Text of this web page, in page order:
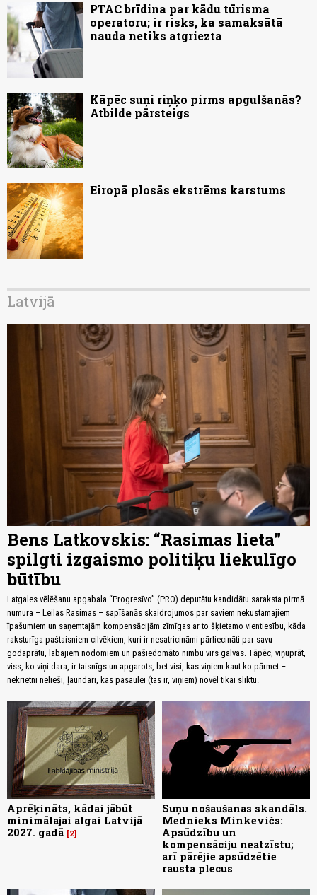
PTAC brīdina par kādu tūrisma
operatoru; ir risks, ka samaksātā
nauda netiks atgriezta
Kāpēc suņi riņķo pirms apgulšanās?
Atbilde pārsteigs
Eiropā plosās ekstrēms karstums
Latvijā
Bens Latkovskis: “Rasimas lieta”
spilgti izgaismo politiķu liekulīgo
būtību
Latgales vēlēšanu apgabala “Progresīvo” (PRO) deputātu kandidātu saraksta pirmā
numura – Leilas Rasimas – sapīšanās skaidrojumos par saviem nekustamajiem
īpašumiem un saņemtajām kompensācijām zīmīgas ar to šķietamo vientiesību, kāda
raksturīga paštaisniem cilvēkiem, kuri ir nesatricināmi pārliecināti par savu
godaprātu, labajiem nodomiem un pašiedomāto nimbu virs galvas. Tāpēc, viņuprāt,
viss, ko viņi dara, ir taisnīgs un apgarots, bet visi, kas viņiem kaut ko pārmet –
nekrietni nelieši, ļaundari, kas pasaulei (tas ir, viņiem) novēl tikai sliktu.
Aprēķināts, kādai jābūt
minimālajai algai Latvijā
2027. gadā 2
Suņu nošaušanas skandāls.
Mednieks Minkevičs:
Apsūdzību un
kompensāciju neatzīstu;
arī pārējie apsūdzētie
rausta plecus